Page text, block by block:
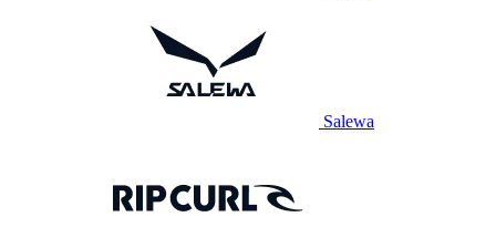
Salewa